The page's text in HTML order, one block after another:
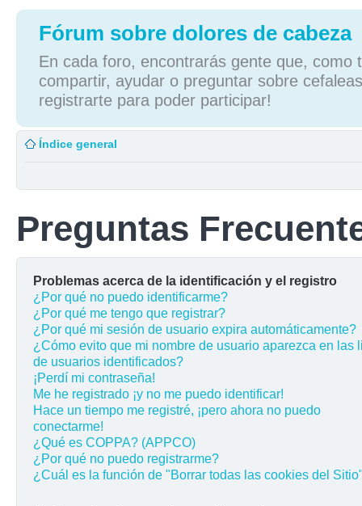
Fórum sobre dolores de cabeza
En cada foro, encontrarás gente que, como
compartir, ayudar o preguntar sobre
registrarte para poder participar!
Índice general
Preguntas
Problemas acerca de la identificación y el registro
¿Por qué no puedo identificarme?
¿Por qué me tengo que registrar?
¿Por qué mi sesión de usuario expira automáticamente?
¿Cómo evito que mi nombre de usuario aparezca en las
de usuarios identificados?
¡Perdí mi contraseña!
Me he registrado ¡y no me puedo identificar!
Hace un tiempo me registré, ¡pero ahora no puedo
conectarme!
¿Qué es COPPA? (APPCO)
¿Por qué no puedo registrarme?
¿Cuál es la función de "Borrar todas las cookies del